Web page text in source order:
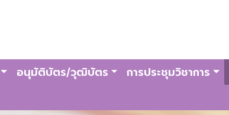
อนุมัติบัตร/วุฒิบัตร การประชุมวิชาการ